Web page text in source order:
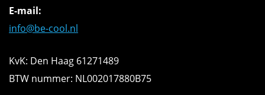
E-mail:
info@be-cool.nl
KvK: Den Haag 61271489
BTW nummer: NL002017880B75